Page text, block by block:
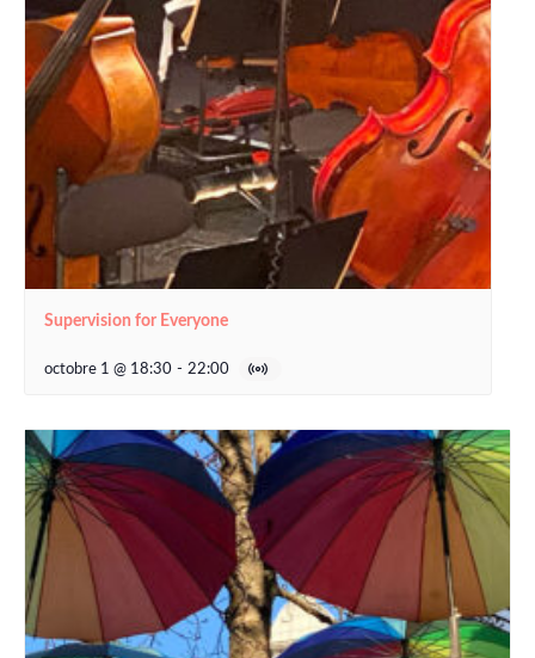
Supervision for Everyone
octobre 1 @ 18:30 - 22:00